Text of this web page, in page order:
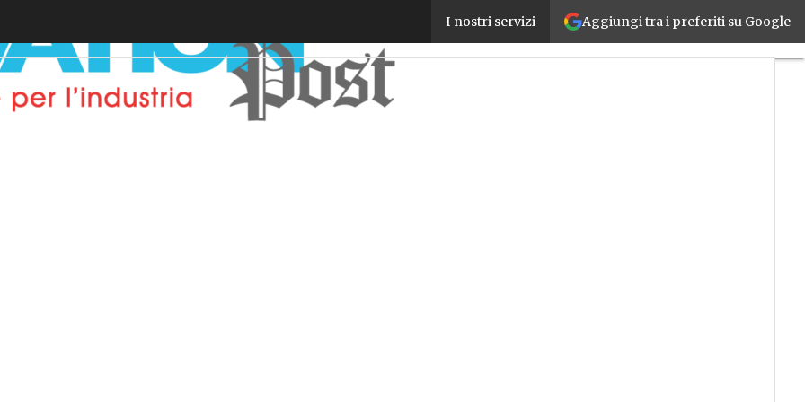
Aggiungi tra i preferiti su Google
I nostri servizi
Sarà a Torino la sede dell’I3A, l’Istituto Italiano